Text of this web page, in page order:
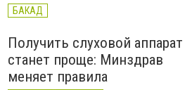
БАКАД
Получить слуховой аппарат
станет проще: Минздрав
меняет правила